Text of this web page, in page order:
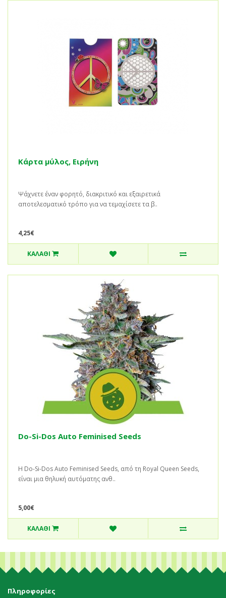
Κάρτα μύλος, Ειρήνη
Ψάχνετε έναν φορητό, διακριτικό και εξαιρετικά
αποτελεσματικό τρόπο για να τεμαχίσετε τα β..
4,25€
ΚΑΛΆΘΙ
Do-Si-Dos Auto Feminised Seeds
Η Do-Si-Dos Auto Feminised Seeds, από τη Royal Queen Seeds,
είναι μια θηλυκή αυτόματης ανθ..
5,00€
ΚΑΛΆΘΙ
Πληροφορίες